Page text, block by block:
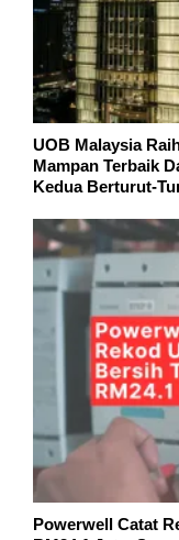
UOB Malaysia
Mampan Terbaik
Kedua Berturut-
Powerwell Catat